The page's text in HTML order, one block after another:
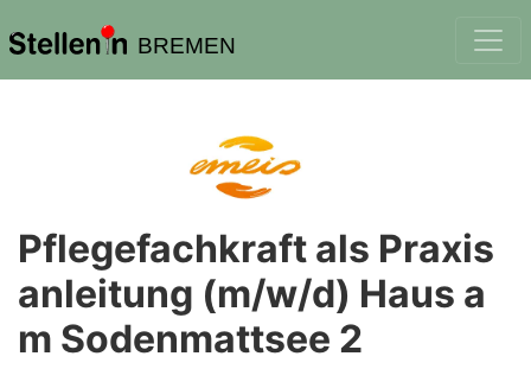
BREMEN
Pflegefachkraft als Praxis
anleitung (m/w/d) Haus a
m Sodenmattsee 2